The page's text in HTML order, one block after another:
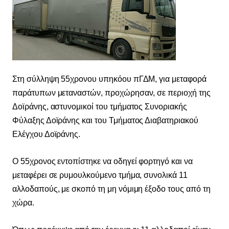
Στη σύλληψη 55χρονου υπηκόου πΓΔΜ, για μεταφορά
παράτυπων μεταναστών, προχώρησαν, σε περιοχή της
Δοϊράνης, αστυνομικοί του τμήματος Συνοριακής
Φύλαξης Δοϊράνης και του Τμήματος Διαβατηριακού
Ελέγχου Δοϊράνης.
Ο 55χρονος εντοπίστηκε να οδηγεί φορτηγό και να
μεταφέρει σε ρυμουλκούμενο τμήμα, συνολικά 11
αλλοδαπούς, με σκοπό τη μη νόμιμη έξοδο τους από τη
χώρα.